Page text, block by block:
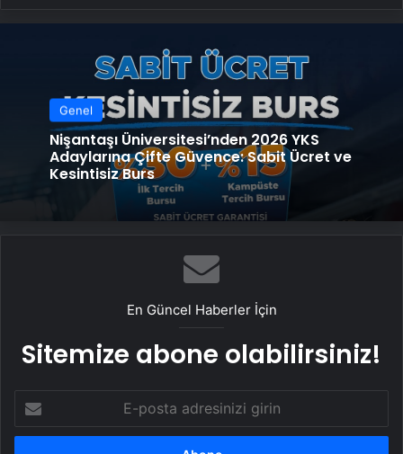
Genel
Nişantaşı Üniversitesi’nden 2026 YKS
Adaylarına Çifte Güvence: Sabit Ücret ve
Kesintisiz Burs
En Güncel Haberler İçin
Sitemize abone olabilirsiniz!
posta
adresinizi